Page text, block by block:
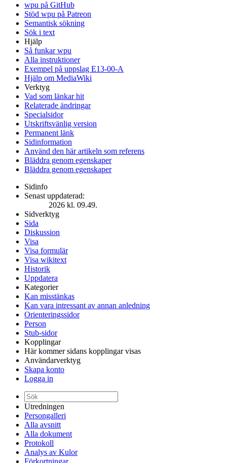
wpu på GitHub
Stöd wpu på Patreon
Semantisk sökning
Sök i text
Hjälp
Så funkar wpu
Alla instruktioner
Exempel på uppslag E13-00-A
Hjälp om MediaWiki
Verktyg
Vad som länkar hit
Relaterade ändringar
Specialsidor
Utskriftsvänlig version
Permanent länk
Sidinformation
Använd den här artikeln som referens
Bläddra genom egenskaper
Bläddra genom egenskaper
Sidinfo
Senast uppdaterad:
2026 kl. 09.49.
Sidverktyg
Sida
Diskussion
Visa
Visa formulär
Visa wikitext
Historik
Uppdatera
Kategorier
Kan misstänkas
Kan vara intressant av annan anledning
Orienteringssidor
Person
Stub-sidor
Kopplingar
Här kommer sidans kopplingar visas
Användarverktyg
Skapa konto
Logga in
Utredningen
Persongalleri
Alla avsnitt
Alla dokument
Protokoll
Analys av Kulor
Förkortningar